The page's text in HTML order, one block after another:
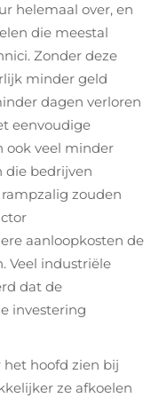
helemaal over, en
die meestal
Zonder deze
minder geld
dagen verloren
eenvoudige
ook veel minder
die bedrijven
zouden
aanloopkosten de
Veel industriële
dat de
investering
het hoofd zien bij
ze afkoelen